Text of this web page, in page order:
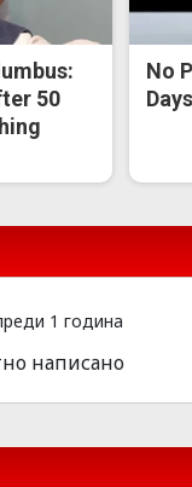
50
No
1 година
написано